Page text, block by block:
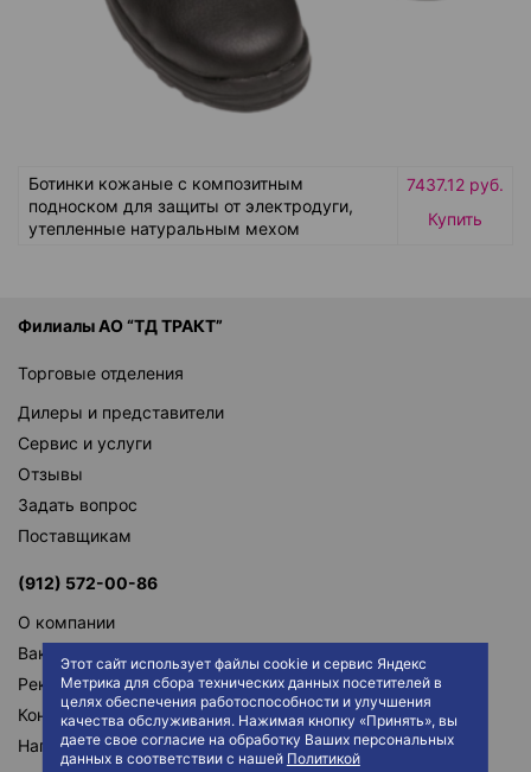
Этот сайт использует файлы cookie и сервис Яндекс
Метрика для сбора технических данных посетителей в
целях обеспечения работоспособности и улучшения
качества обслуживания. Нажимая кнопку «Принять», вы
даете свое согласие на обработку Ваших персональных
данных в соответствии с нашей Политикой
Ботинки кожаные с композитным
подноском для защиты от электродуги,
утепленные натуральным мехом
7437.12 руб.
Купить
Филиалы АО “ТД ТРАКТ”
Торговые отделения
Дилеры и представители
Сервис и услуги
Отзывы
Задать вопрос
Поставщикам
(912) 572-00-86
О компании
Вакансии
Реквизиты
Контакты
Написать директору